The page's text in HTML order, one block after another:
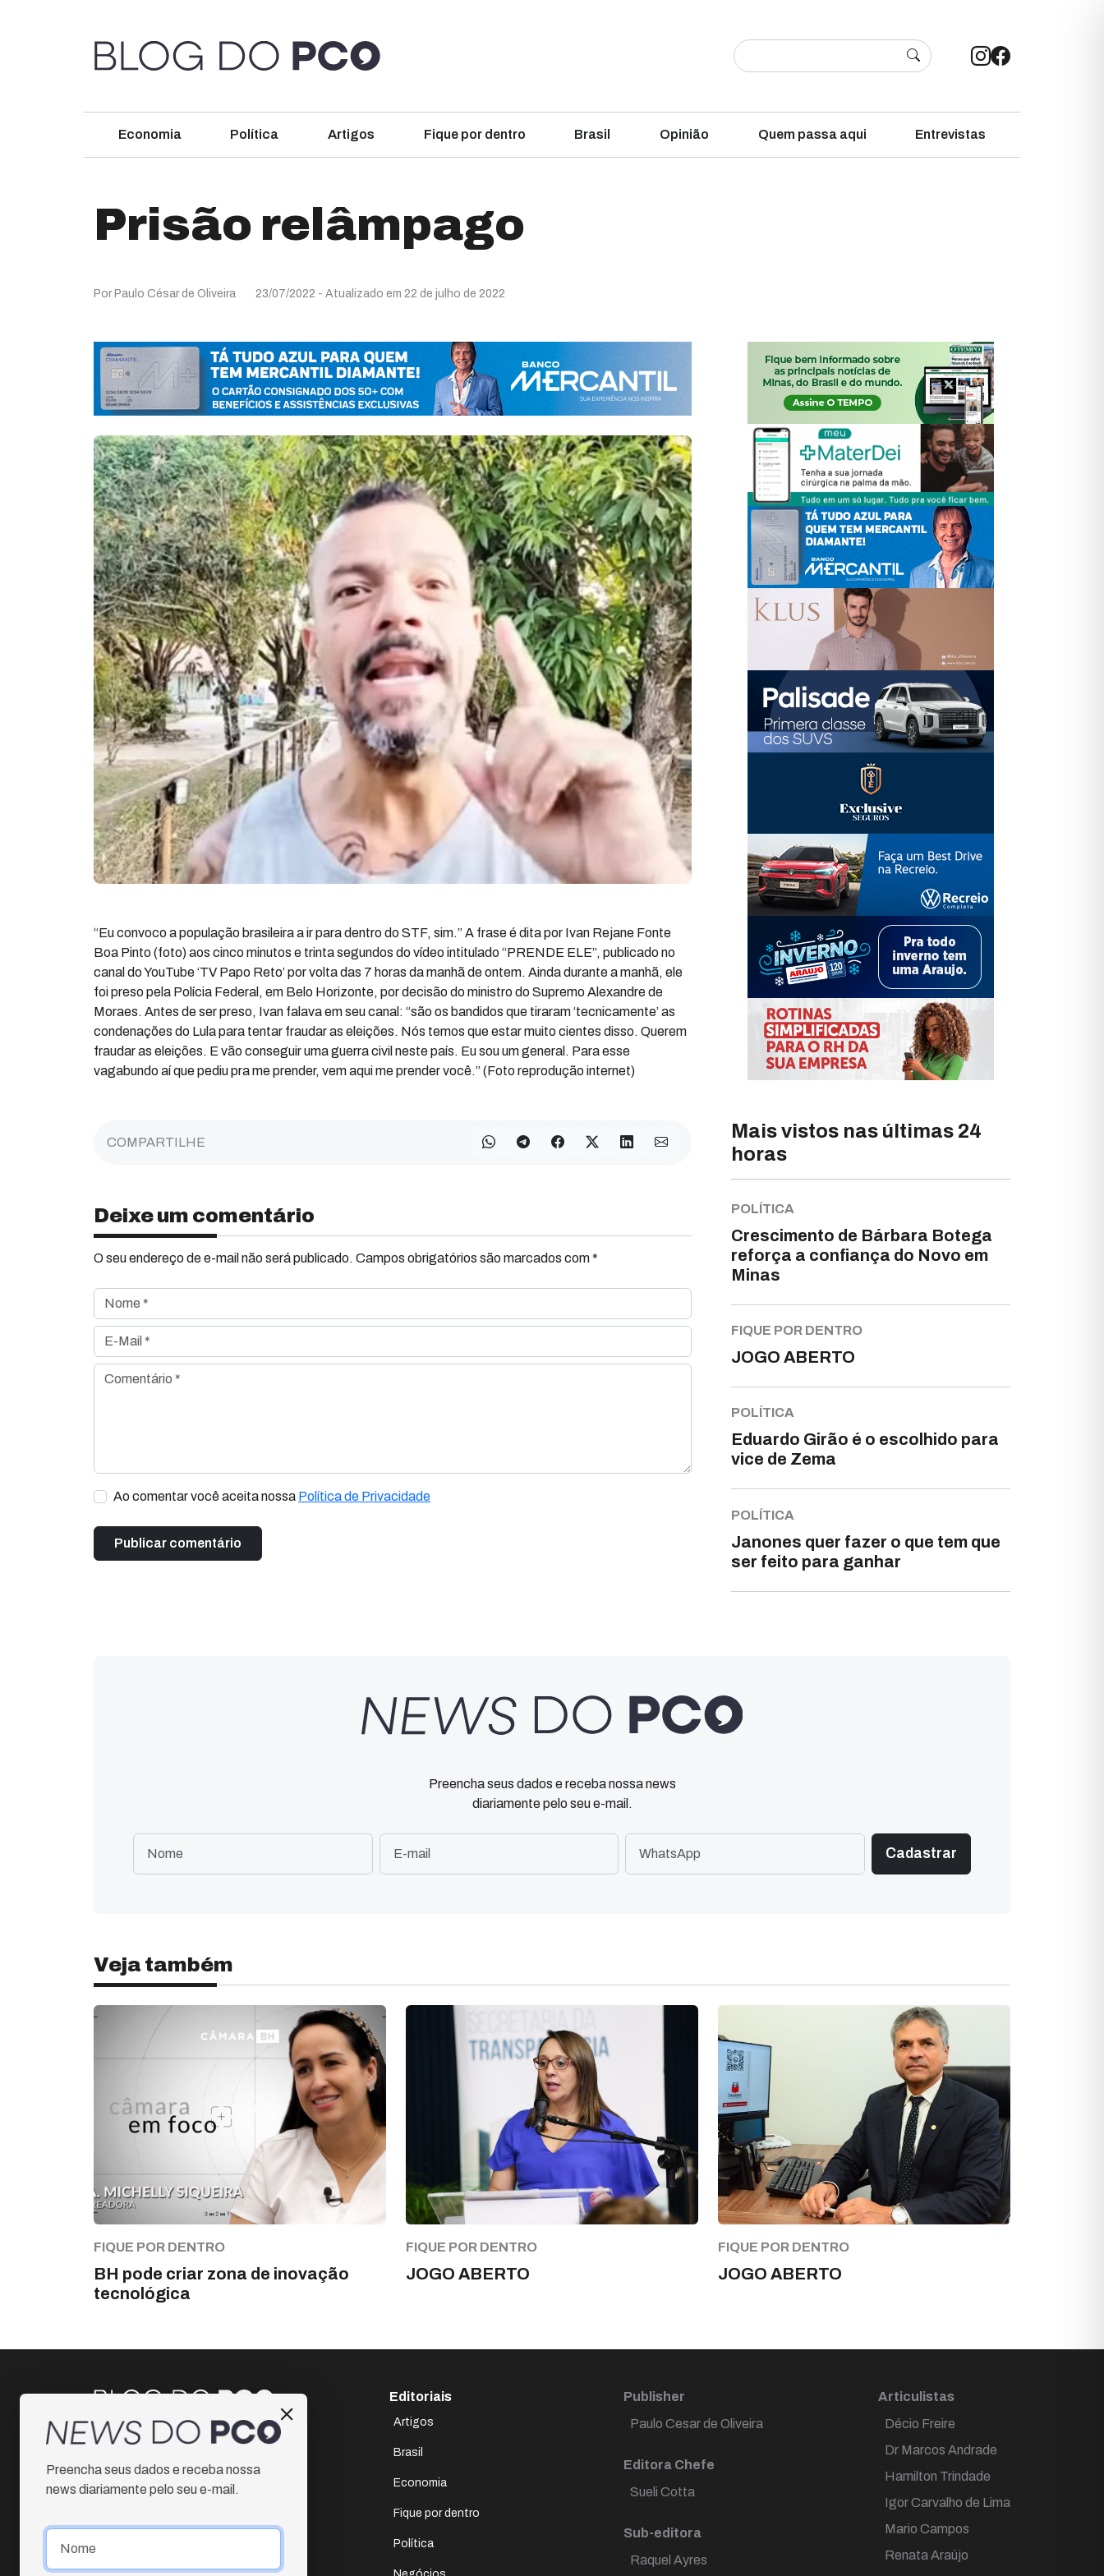
Economia Política Artigos Fique por dentro Brasil Opinião Quem passa aqui Entrevistas
Prisão relâmpago
Por Paulo César de Oliveira 23/07/2022 - Atualizado em 22 de julho de 2022
“Eu convoco a população brasileira a ir para dentro do STF, sim.” A frase é dita por Ivan Rejane Fonte
Boa Pinto (foto) aos cinco minutos e trinta segundos do vídeo intitulado “PRENDE ELE”, publicado no
canal do YouTube ‘TV Papo Reto’ por volta das 7 horas da manhã de ontem. Ainda durante a manhã, ele
foi preso pela Polícia Federal, em Belo Horizonte, por decisão do ministro do Supremo Alexandre de
Moraes. Antes de ser preso, Ivan falava em seu canal: “são os bandidos que tiraram ‘tecnicamente’ as
condenações do Lula para tentar fraudar as eleições. Nós temos que estar muito cientes disso. Querem
fraudar as eleições. E vão conseguir uma guerra civil neste país. Eu sou um general. Para esse
vagabundo aí que pediu pra me prender, vem aqui me prender você.” (Foto reprodução internet)
COMPARTILHE
Deixe um comentário
O seu endereço de e-mail não será publicado. Campos obrigatórios são marcados com *
Nome *
E-Mail *
Comentário *
Ao comentar você aceita nossa Política de Privacidade
Mais vistos nas últimas 24
horas
POLÍTICA
Crescimento de Bárbara Botega
reforça a confiança do Novo em
Minas
FIQUE POR DENTRO
JOGO ABERTO
POLÍTICA
Eduardo Girão é o escolhido para
vice de Zema
POLÍTICA
Janones quer fazer o que tem que
ser feito para ganhar
Preencha seus dados e receba nossa news
diariamente pelo seu e-mail.
Veja também
FIQUE POR DENTRO
BH pode criar zona de inovação
tecnológica
FIQUE POR DENTRO
JOGO ABERTO
FIQUE POR DENTRO
JOGO ABERTO
Instagram
Facebook
Editoriais
Artigos
Brasil
Economia
Fique por dentro
Política
Publisher
Paulo Cesar de Oliveira
Editora Chefe
Sueli Cotta
Sub-editora
Raquel Ayres
Articulistas
Décio Freire
Dr Marcos Andrade
Hamilton Trindade
Igor Carvalho de Lima
Mario Campos
Renata Araújo
Preencha seus dados e receba nossa
news diariamente pelo seu e-mail.